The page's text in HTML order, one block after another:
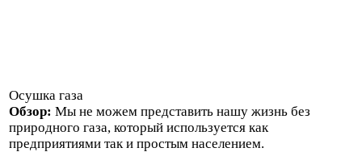
Осушка газа
Обзор: Мы не можем представить нашу жизнь без
природного газа, который используется как
предприятиями так и простым населением.